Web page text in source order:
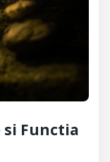
si Functia